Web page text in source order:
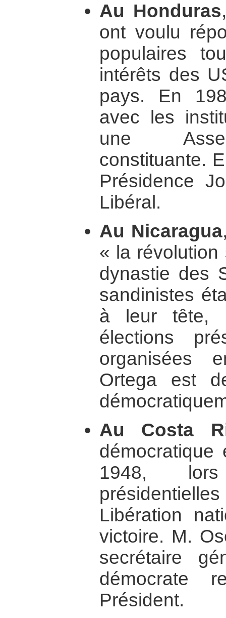
Au Honduras
ont voulu
populaires
intérêts des
pays. En
avec les
une
constituante.
Présidence
Libéral.
Au Nicaragua
« la révolution
dynastie des
sandinistes
à leur tête,
élections
organisées
Ortega est
Au Costa
1948,
Libération
victoire. M.
secrétaire
démocrate
Président.